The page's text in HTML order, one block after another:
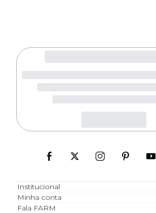
Institucional
Minha conta
Fala FARM